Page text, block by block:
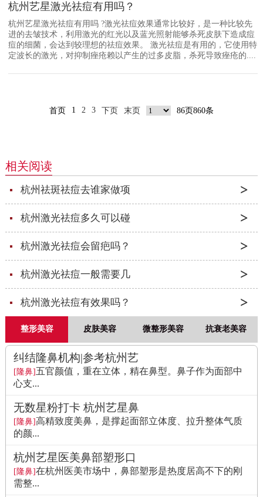
杭州艺星激光祛痘有用吗？
杭州艺星激光祛痘有用吗 ?激光祛痘效果通常比较好，是一种比较先
进的去皱技术，利用激光的红光以及蓝光照射能够杀死皮肤下造成痘
痘的细菌，会达到较理想的祛痘效果。 激光祛痘是有用的，它使用特
定波长的激光，对抑制痤疮赖以产生的过多皮脂，杀死导致痤疮的....
首页 1 2 3 下页 末页 86页860条
相关阅读
杭州祛斑祛痘去谁家做项
杭州激光祛痘多久可以碰
杭州激光祛痘会留疤吗？
杭州激光祛痘一般需要几
杭州激光祛痘有效果吗？
整形美容 皮肤美容 微整形美容 抗衰老美容
纠结隆鼻机构|参考杭州艺
[隆鼻]五官颜值，重在立体，精在鼻型。鼻子作为面部中
心支...
无数星粉打卡 杭州艺星鼻
[隆鼻]高精致度美鼻，是撑起面部立体度、拉升整体气质
的颜...
杭州艺星医美鼻部塑形口
[隆鼻]在杭州医美市场中，鼻部塑形是热度居高不下的刚
需整...